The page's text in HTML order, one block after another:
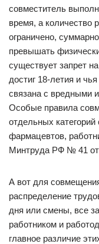
совместитель
время, а количество
ограничено,
превышать
существует запрет
достиг 18-летия и
связана с вредными
Особые правила
отдельных категорий
фармацевтов,
Минтруда РФ № 41 от
А вот для
распределение
дня или смены, все
работником и
главное различие